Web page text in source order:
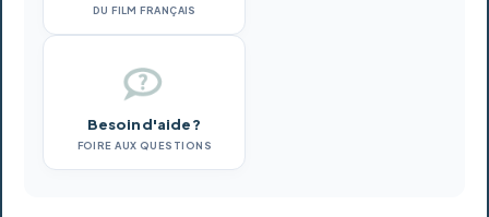
DU FILM FRANÇAIS
Besoin d'aide ?
FOIRE AUX QUESTIONS